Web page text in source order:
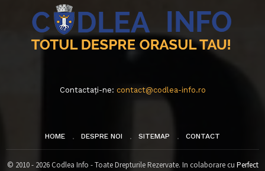
Contactați-ne: contact@codlea-info.ro
HOME DESPRE NOI SITEMAP CONTACT
© 2010 - 2026 Codlea Info - Toate Drepturile Rezervate. In colaborare cu Perfect